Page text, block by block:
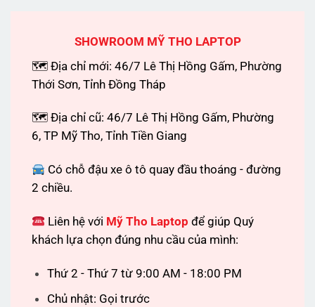
SHOWROOM MỸ THO LAPTOP
🗺 Địa chỉ mới: 46/7 Lê Thị Hồng Gấm, Phường
Thới Sơn, Tỉnh Đồng Tháp
🗺 Địa chỉ cũ: 46/7 Lê Thị Hồng Gấm, Phường
6, TP Mỹ Tho, Tỉnh Tiền Giang
Có chỗ đậu xe ô tô quay đầu thoáng - đường
2 chiều.
Liên hệ với Mỹ Tho Laptop để giúp Quý
khách lựa chọn đúng nhu cầu của mình:
Thứ 2 - Thứ 7 từ 9:00 AM - 18:00 PM
Chủ nhật: Gọi trước